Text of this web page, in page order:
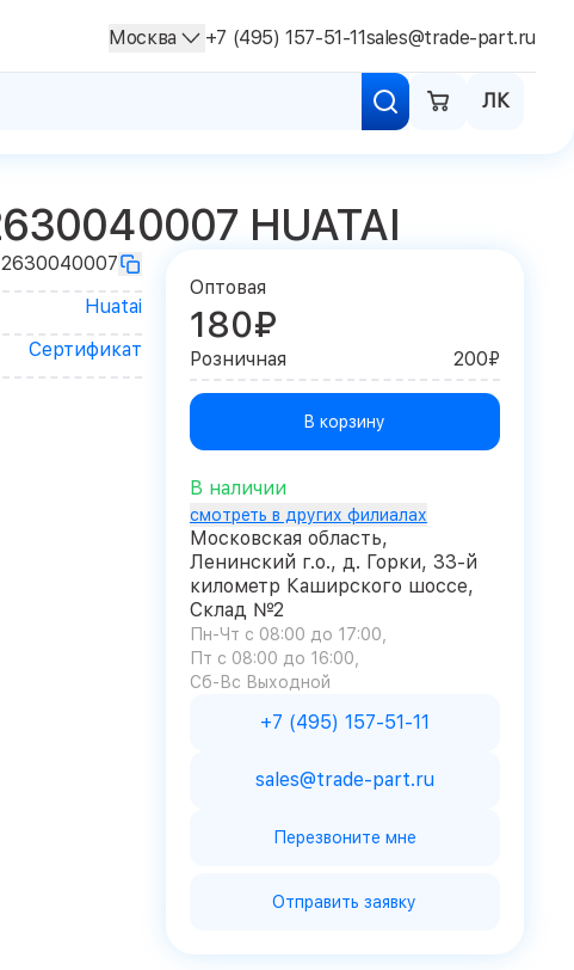
ЛК
Москва +7 (495) 157-51-11sales@trade-part.ru
HUATAI
Huatai
Сертификат
Оптовая
180₽
Розничная 200₽
В корзину
В наличии
смотреть в других филиалах
Московская область,
Ленинский г.о., д. Горки, 33-й
километр Каширского шоссе,
Склад №2
Пн-Чт с 08:00 до 17:00
Пт с 08:00 до 16:00
Сб-Вс Выходной
+7 (495) 157-51-11
sales@trade-part.ru
Перезвоните мне
Отправить заявку